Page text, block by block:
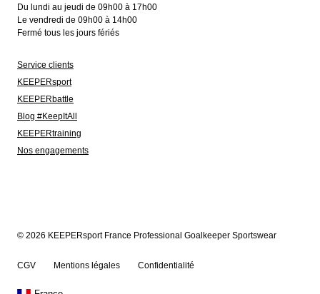
Du lundi au jeudi de 09h00 à 17h00
Le vendredi de 09h00 à 14h00
Fermé tous les jours fériés
Service clients
KEEPERsport
KEEPERbattle
Blog #KeepItAll
KEEPERtraining
Nos engagements
© 2026 KEEPERsport France Professional Goalkeeper Sportswear
CGV Mentions légales Confidentialité